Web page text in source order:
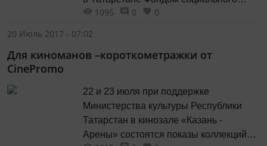
страхования РФ по РТ совместно с
реализуемого с 2015 года, рассказали
предприятии трудится Ринат Абдулов.
Молодой...
1095 0
0
20 Июль 2017 - 07:02
Для киноманов –короткометражки от
CinePromo
22 и 23 июля при поддержке
Министерства культуры Республики
Татарстан в кинозале «Казань -
Арены» состоятся показы коллекций